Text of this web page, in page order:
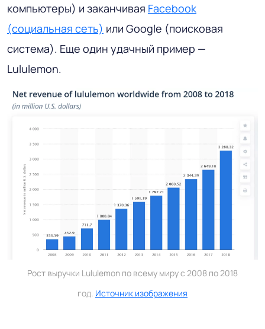
компьютеры) и заканчивая Facebook
(социальная сеть) или Google (поисковая
система). Еще один удачный пример —
Lululemon.
Рост выручки Lululemon по всему миру с 2008 по 2018
год. Источник изображения